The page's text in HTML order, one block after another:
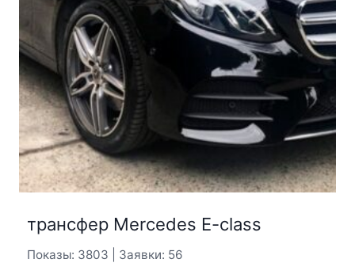
трансфер Mercedes E-class
Показы: 3803 | Заявки: 56